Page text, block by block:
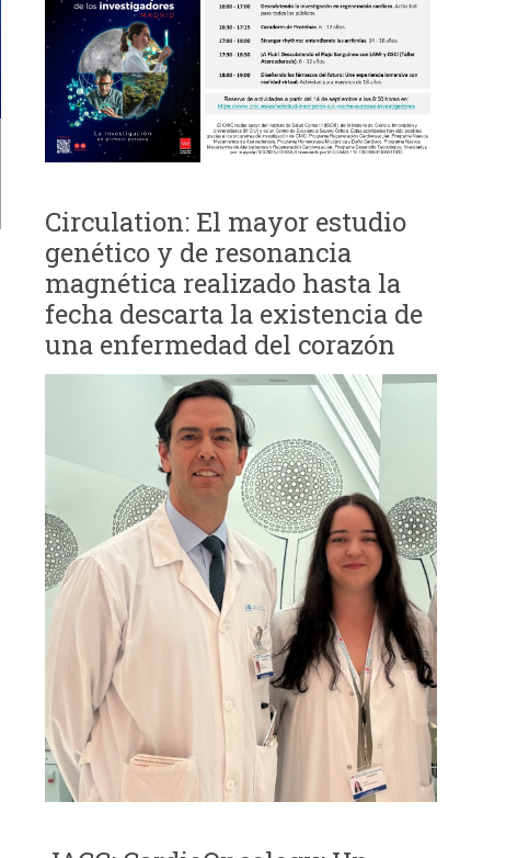
e
d
a
Circulation: El mayor estudio
genético y de resonancia
magnética realizado hasta la
fecha descarta la existencia de
una enfermedad del corazón